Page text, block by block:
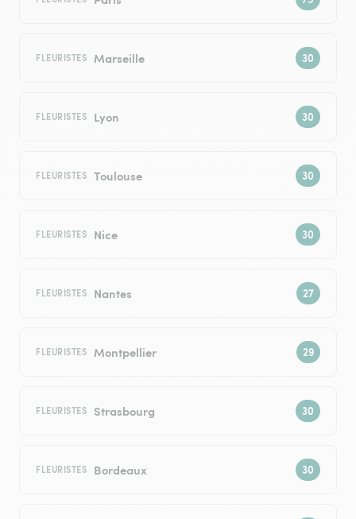
FLEURISTES Marseille
FLEURISTES Lyon
FLEURISTES Toulouse
FLEURISTES Nice
FLEURISTES Nantes
FLEURISTES Montpellier
FLEURISTES Strasbourg
FLEURISTES Bordeaux